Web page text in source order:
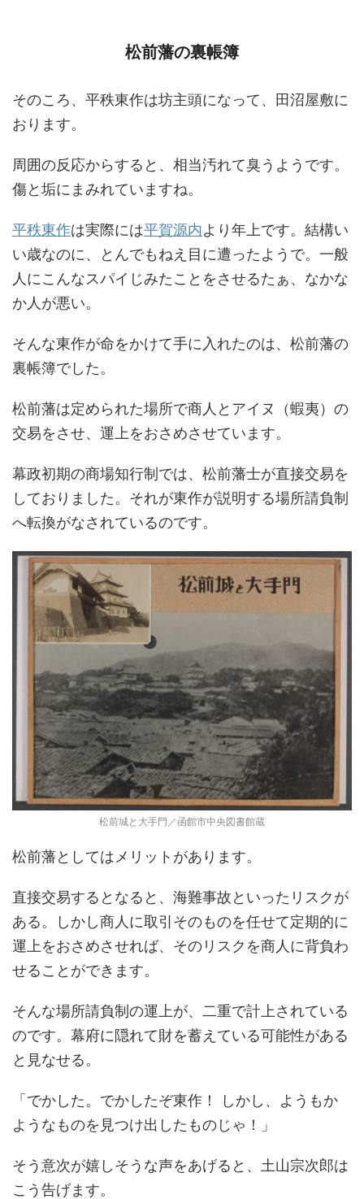
松前藩の裏帳簿
そのころ、平秩東作は坊主頭になって、田沼屋敷に
おります。
周囲の反応からすると、相当汚れて臭うようです。
傷と垢にまみれていますね。
平秩東作は実際には平賀源内より年上です。結構い
い歳なのに、とんでもねえ目に遭ったようで。一般
人にこんなスパイじみたことをさせるたぁ、なかな
か人が悪い。
そんな東作が命をかけて手に入れたのは、松前藩の
裏帳簿でした。
松前藩は定められた場所で商人とアイヌ（蝦夷）の
交易をさせ、運上をおさめさせています。
幕政初期の商場知行制では、松前藩士が直接交易を
しておりました。それが東作が説明する場所請負制
へ転換がなされているのです。
松前城と大手門／函館市中央図書館蔵
松前藩としてはメリットがあります。
直接交易するとなると、海難事故といったリスクが
ある。しかし商人に取引そのものを任せて定期的に
運上をおさめさせれば、そのリスクを商人に背負わ
せることができます。
そんな場所請負制の運上が、二重で計上されている
のです。幕府に隠れて財を蓄えている可能性がある
と見なせる。
「でかした。でかしたぞ東作！ しかし、ようもか
ようなものを見つけ出したものじゃ！」
そう意次が嬉しそうな声をあげると、土山宗次郎は
こう告げます。